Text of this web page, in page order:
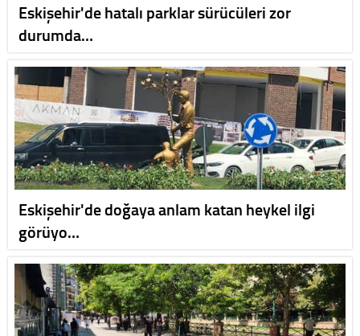
Eskişehir'de hatalı parklar sürücüleri zor
durumda…
Eskişehir'de doğaya anlam katan heykel ilgi
görüyo…